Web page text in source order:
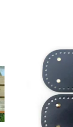
Dno z eko
na výrobu
macrame,
sobě malé
Dostupnost: